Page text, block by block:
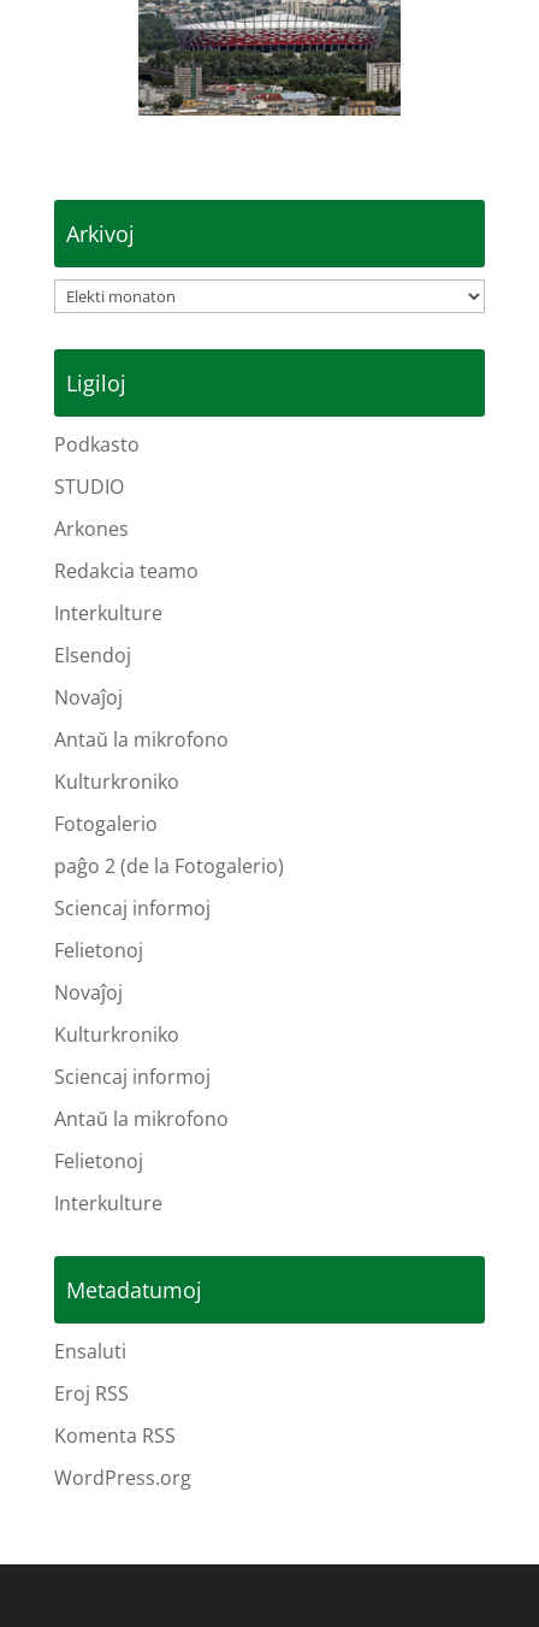
Arkivoj
Arkivoj
Ligiloj
Podkasto
STUDIO
Arkones
Redakcia teamo
Interkulture
Elsendoj
Novaĵoj
Antaŭ la mikrofono
Kulturkroniko
Fotogalerio
paĝo 2 (de la Fotogalerio)
Sciencaj informoj
Felietonoj
Novaĵoj
Kulturkroniko
Sciencaj informoj
Antaŭ la mikrofono
Felietonoj
Interkulture
Metadatumoj
Ensaluti
Eroj RSS
Komenta RSS
WordPress.org